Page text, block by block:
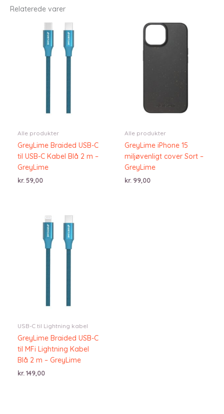
Relaterede varer
Alle produkter
GreyLime Braided USB-C
til USB-C Kabel Blå 2 m –
GreyLime
kr. 59,00
Alle produkter
GreyLime iPhone 15
miljøvenligt cover Sort –
GreyLime
kr. 99,00
USB-C til Lightning kabel
GreyLime Braided USB-C
til MFi Lightning Kabel
Blå 2 m – GreyLime
kr.149,00